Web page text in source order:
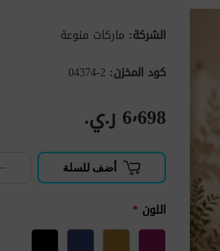
الشركة: ماركات منوعة
كود المخزن: 2-04374
6٬698 ر.ي.‏
أضف للسلة
اللون *